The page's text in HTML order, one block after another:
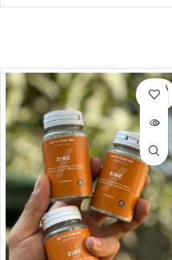
ترکیب تقویت کننده کلاژن وگان
این مولتی ویتامین‌های خوشمزه
حاوی آمینو اسیدهای گیاهی هستند
که ممکن است به تولید کلاژن
کمک کنند
فروخته
شده